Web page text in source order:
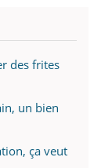
des frites
un bien
ça veut